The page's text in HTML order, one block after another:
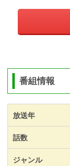
番組情報
放送年
話数
ジャンル